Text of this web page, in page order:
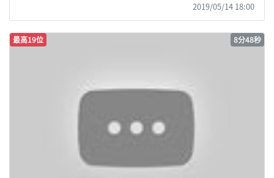
2019/05/14 18:00
最高19位 8分48秒